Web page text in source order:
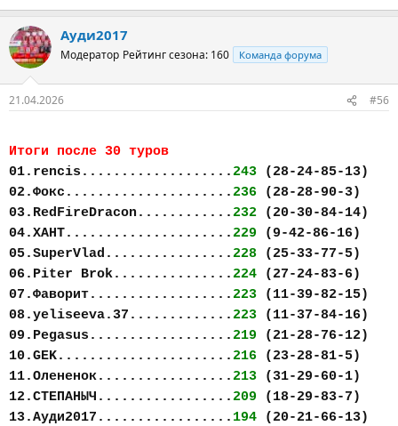
Ауди2017
Модератор Рейтинг сезона: 160 Команда форума
21.04.2026 #56
Итоги после 30 туров
01.rencis...................243 (28-24-85-13)
02.Фокс.....................236 (28-28-90-3)
03.RedFireDracon............232 (20-30-84-14)
04.ХАНТ.....................229 (9-42-86-16)
05.SuperVlad................228 (25-33-77-5)
06.Piter Brok...............224 (27-24-83-6)
07.Фаворит..................223 (11-39-82-15)
08.yeliseeva.37.............223 (11-37-84-16)
09.Pegasus..................219 (21-28-76-12)
10.GEK......................216 (23-28-81-5)
11.Олененок.................213 (31-29-60-1)
12.СТЕПАНЫЧ.................209 (18-29-83-7)
13.Ауди2017................. 194 (20-21-66-13)